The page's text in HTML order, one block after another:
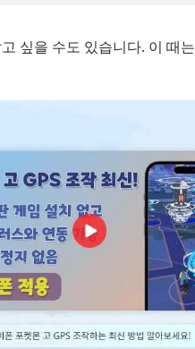
싶을 수도 있습니다. 이 때는